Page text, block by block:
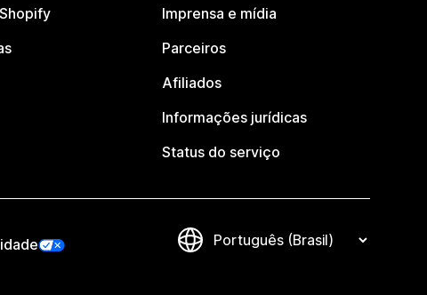
Imprensa e mídia
Parceiros
Afiliados
Informações jurídicas
Status do serviço